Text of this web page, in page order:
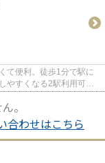
て便利。徒歩1分で駅に
やすくなる2駅利用可能
。
合わせはこちら